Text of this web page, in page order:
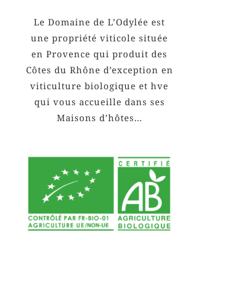
Le Domaine de L’Odylée est
une propriété viticole située
en Provence qui produit des
Côtes du Rhône d’exception en
viticulture biologique et hve
qui vous accueille dans ses
Maisons d’hôtes…